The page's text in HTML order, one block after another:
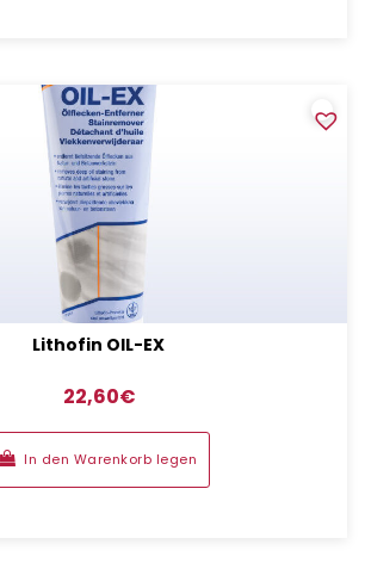
Lithofin OIL-EX
€
22,60
In den Warenkorb legen